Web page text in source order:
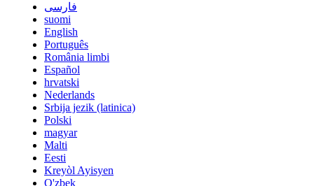
فارسی
suomi
English
Português
România limbi
Español
hrvatski
Nederlands
Srbija jezik (latinica)
Polski
magyar
Malti
Eesti
Kreyòl Ayisyen
O'zbek